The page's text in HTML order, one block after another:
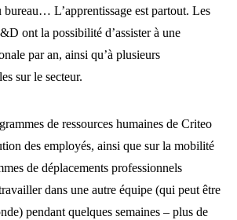
L’apprentissage est partout. Les
ont la possibilité d’assister à une
par an, ainsi qu’à plusieurs
sur le secteur.
de ressources humaines de Criteo
des employés, ainsi que sur la mobilité
de déplacements professionnels
dans une autre équipe (qui peut être
pendant quelques semaines – plus de